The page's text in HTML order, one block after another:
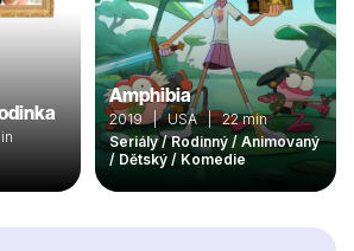
Amphibia
2019 | USA | 22 min
Seriály / Rodinný / Animovaný
/ Dětský / Komedie